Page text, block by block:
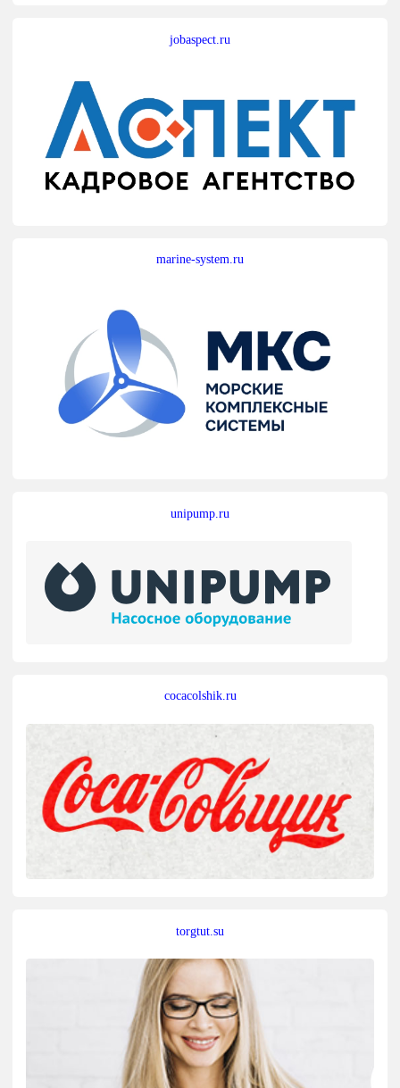
jobaspect.ru
marine-system.ru
unipump.ru
cocacolshik.ru
torgtut.su